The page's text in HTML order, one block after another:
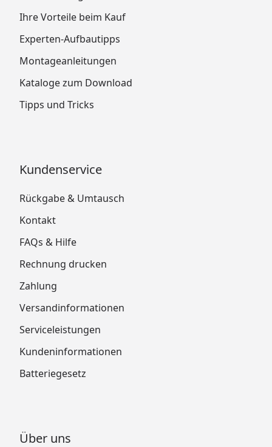
Ihre Vorteile beim Kauf
Experten-Aufbautipps
Montageanleitungen
Kataloge zum Download
Tipps und Tricks
Kundenservice
Rückgabe & Umtausch
Kontakt
FAQs & Hilfe
Rechnung drucken
Zahlung
Versandinformationen
Serviceleistungen
Kundeninformationen
Batteriegesetz
Über uns